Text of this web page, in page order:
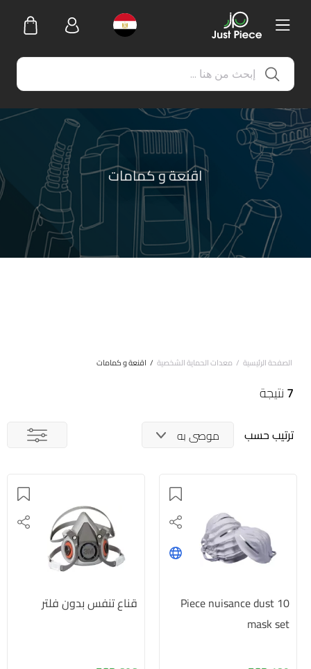
اقنعة و كمامات
الصفحة الرئيسية / معدات الحماية الشخصية / اقنعة و كمامات
7نتيجة
ترتيب حسب موصى به
10 Piece nuisance dust
mask set
قناع تنفس بدون فلتر